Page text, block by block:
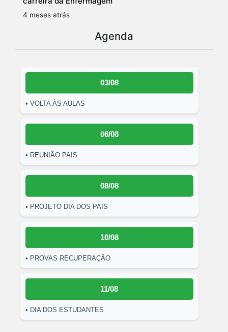
4 meses atrás
Agenda
03/08
• VOLTA ÀS AULAS
06/08
• REUNIÃO PAIS
08/08
• PROJETO DIA DOS PAIS
10/08
• PROVAS RECUPERAÇÃO
11/08
• DIA DOS ESTUDANTES